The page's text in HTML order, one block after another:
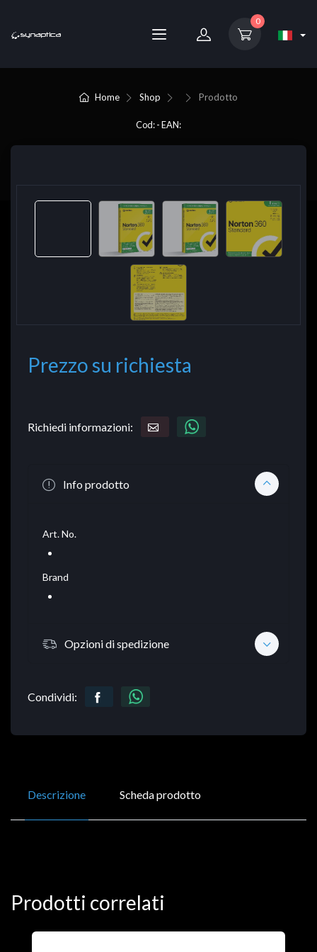
0
Home Shop Prodotto
Cod: - EAN:
Prezzo su richiesta
Richiedi informazioni:
Info prodotto
Art. No.
Brand
Opzioni di spedizione
Condividi:
Descrizione Scheda prodotto
Prodotti correlati